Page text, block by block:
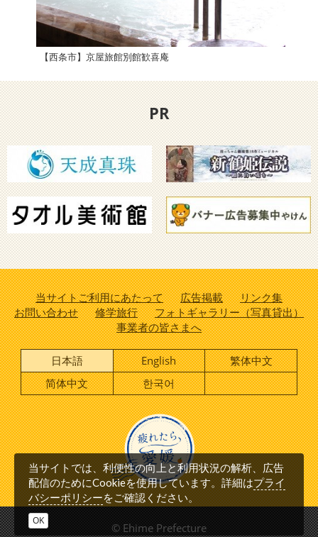
【西条市】京屋旅館別館歓喜庵
PR
当サイトご利用にあたって 広告掲載
リンク集
お問い合わせ
修学旅行
フォトギャラリー（写真貸出）
事業者の皆さまへ
日本語 English
繁体中文
简体中文
한국어
© Ehime Prefecture
当サイトでは、利便性の向上と利用状況の解析、広告
配信のためにCookieを使用しています。詳細はプライ
バシーポリシーをご確認ください。
OK